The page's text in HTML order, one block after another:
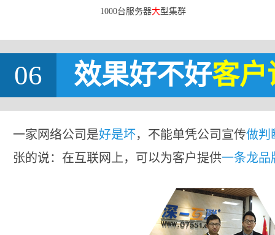
1000台服务器大型集群
06 效果好不好客户
一家网络公司是好是坏，不能单凭公司宣传做判
张的说：在互联网上，可以为客户提供一条龙品